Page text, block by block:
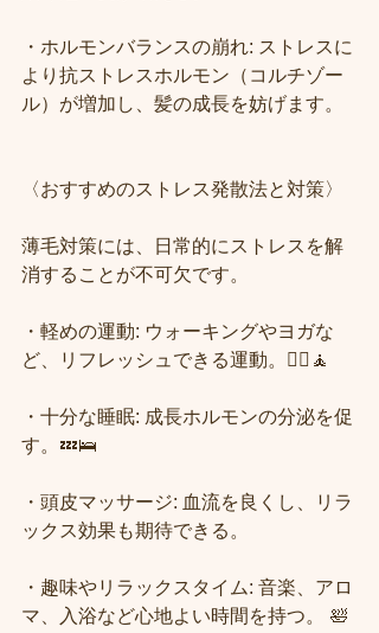
・ホルモンバランスの崩れ: ストレスに
より抗ストレスホルモン（コルチゾー
ル）が増加し、髪の成長を妨げます。
〈おすすめのストレス発散法と対策〉
薄毛対策には、日常的にストレスを解
消することが不可欠です。
・軽めの運動: ウォーキングやヨガな
ど、リフレッシュできる運動。🏃‍♀️🧘
・十分な睡眠: 成長ホルモンの分泌を促
す。💤🛌
・頭皮マッサージ: 血流を良くし、リラ
ックス効果も期待できる。
・趣味やリラックスタイム: 音楽、アロ
マ、入浴など心地よい時間を持つ。 🛀